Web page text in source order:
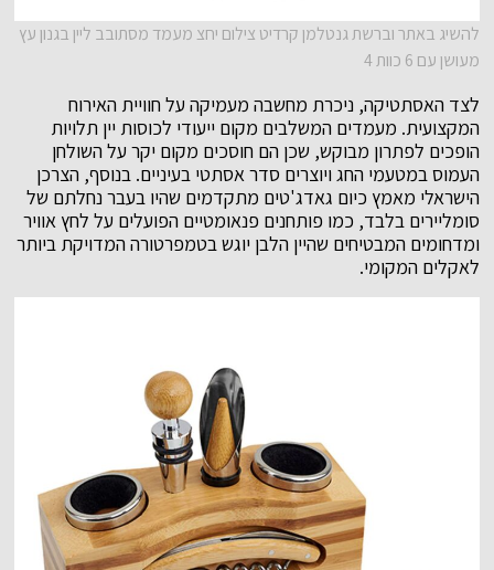
להשיג באתר וברשת גנטלמן קרדיט צילום יחצ מעמד מסתובב ליין בגנון עץ
מעושן עם 6 כוות 4
לצד האסתטיקה, ניכרת מחשבה מעמיקה על חוויית האירוח
המקצועית. מעמדים המשלבים מקום ייעודי לכוסות יין תלויות
הופכים לפתרון מבוקש, שכן הם חוסכים מקום יקר על השולחן
העמוס במטעמי החג ויוצרים סדר אסתטי בעיניים. בנוסף, הצרכן
הישראלי מאמץ כיום גאדג'טים מתקדמים שהיו בעבר נחלתם של
סומליירים בלבד, כמו פותחנים פנאומטיים הפועלים על לחץ אוויר
ומדחומים המבטיחים שהיין הלבן יוגש בטמפרטורה המדויקת ביותר
לאקלים המקומי.